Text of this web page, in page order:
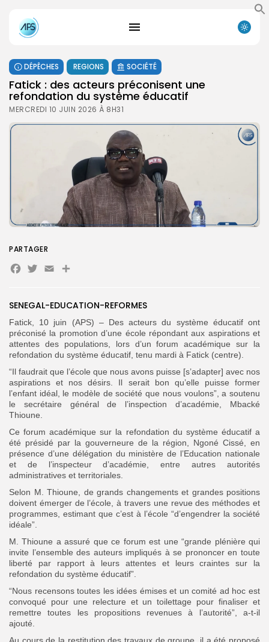
Search
Button
FR
DÉPÊCHES REGIONS SOCIÉTÉ
Fatick : des acteurs préconisent une
refondation du système éducatif
MERCREDI 10 JUIN 2026 À 8H31
SENEGAL-EDUCATION-REFORMES
Fatick, 10 juin (APS) – Des acteurs du système éducatif ont
préconisé la promotion d’une école répondant aux aspirations et
attentes des populations, lors d’un forum académique sur la
refondation du système éducatif, tenu mardi à Fatick (centre).
“Il faudrait que l’école que nous avons puisse [s’adapter] avec nos
aspirations et nos désirs. Il serait bon qu’elle puisse former
l’enfant idéal, le modèle de société que nous voulons”, a soutenu
le secrétaire général de l’inspection d’académie, Mbacké
Thioune.
Ce forum académique sur la refondation du système éducatif a
été présidé par la gouverneure de la région, Ngoné Cissé, en
présence d’une délégation du ministère de l’Education nationale
et de l’inspecteur d’académie, entre autres autorités
administratives et territoriales.
Selon M. Thioune, de grands changements et grandes positions
doivent émerger de l’école, à travers une revue des méthodes et
programmes, estimant que c’est à l’école “d’engendrer la société
idéale”.
M. Thioune a assuré que ce forum est une “grande plénière qui
invite l’ensemble des auteurs impliqués à se prononcer en toute
liberté par rapport à leurs attentes et leurs craintes sur la
refondation du système éducatif”.
“Nous recensons toutes les idées émises et un comité ad hoc est
convoqué pour une relecture et un toilettage pour finaliser et
remettre toutes les propositions revenues à l’autorité”, a-t-il
ajouté.
Au cours de la restitution des travaux de groupe, il a été proposé
PARTAGER
Facebook
Twitter
EmailPartager